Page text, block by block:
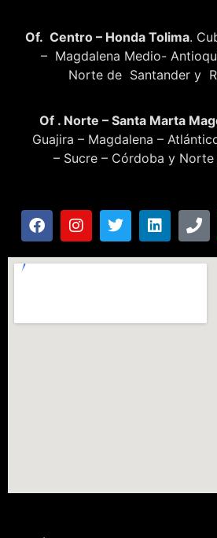
Of. Centro – Honda Tolima.
– Magdalena Medio-
Norte de Santander y
Of . Norte – Santa Marta
Guajira – Magdalena –
– Sucre – Córdoba y Norte